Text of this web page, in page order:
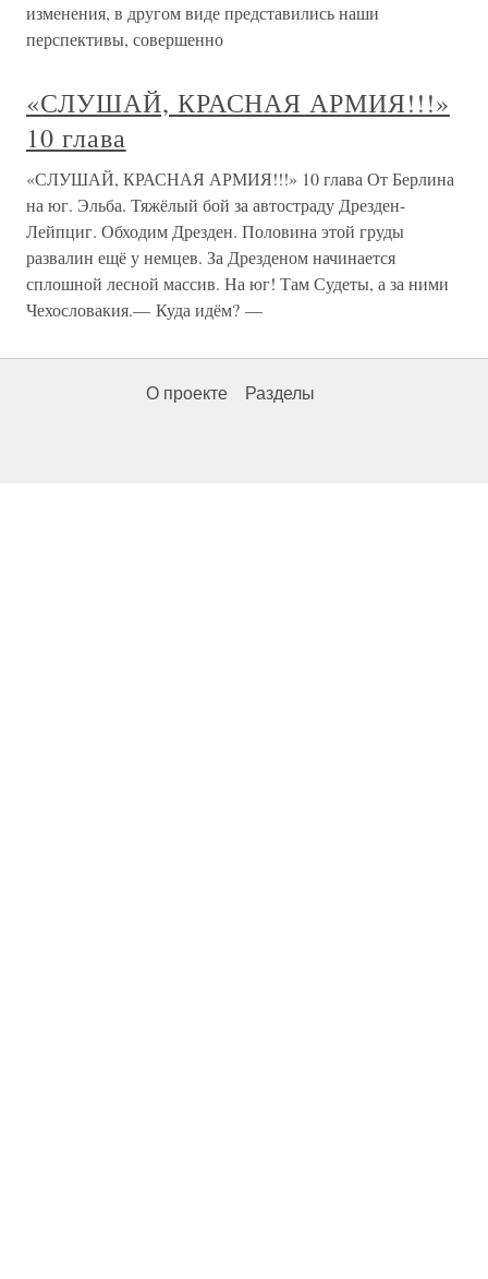
изменения, в другом виде представились наши
перспективы, совершенно
«СЛУШАЙ, КРАСНАЯ АРМИЯ!!!»
10 глава
«СЛУШАЙ, КРАСНАЯ АРМИЯ!!!» 10 глава От Берлина
на юг. Эльба. Тяжёлый бой за автостраду Дрезден-
Лейпциг. Обходим Дрезден. Половина этой груды
развалин ещё у немцев. За Дрезденом начинается
сплошной лесной массив. На юг! Там Судеты, а за ними
Чехословакия.— Куда идём? —
О проекте Разделы